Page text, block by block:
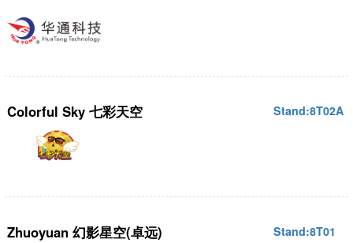
Colorful Sky 七彩天空 Stand:8T02A
Zhuoyuan 幻影星空(卓远) Stand:8T01